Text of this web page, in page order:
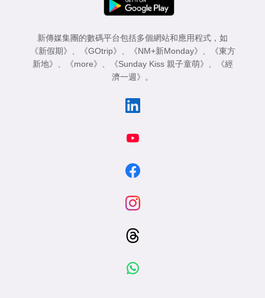
新傳媒集團的數碼平台包括多個網站和應用程式，如
《新假期》 、 《GOtrip》 、 《NM+新Monday》 、
《東方
新地》 、 《more》 、 《Sunday Kiss 親子童萌》 、
《經
濟一週》 。